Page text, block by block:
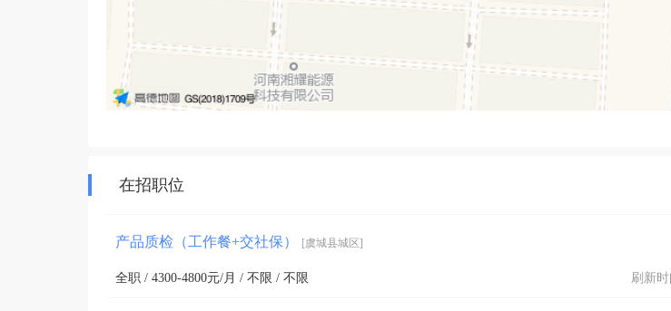
在招职位
产品质检（工作餐+交社保） [虞城县城区]
全职 / 4300-4800元/月 / 不限 / 不限 刷新时